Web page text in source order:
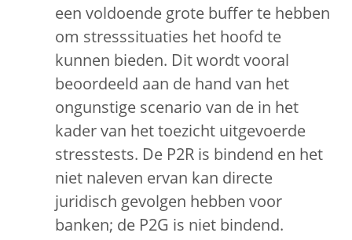
een voldoende grote buffer te hebben
om stresssituaties het hoofd te
kunnen bieden. Dit wordt vooral
beoordeeld aan de hand van het
ongunstige scenario van de in het
kader van het toezicht uitgevoerde
stresstests. De P2R is bindend en het
niet naleven ervan kan directe
juridisch gevolgen hebben voor
banken; de P2G is niet bindend.